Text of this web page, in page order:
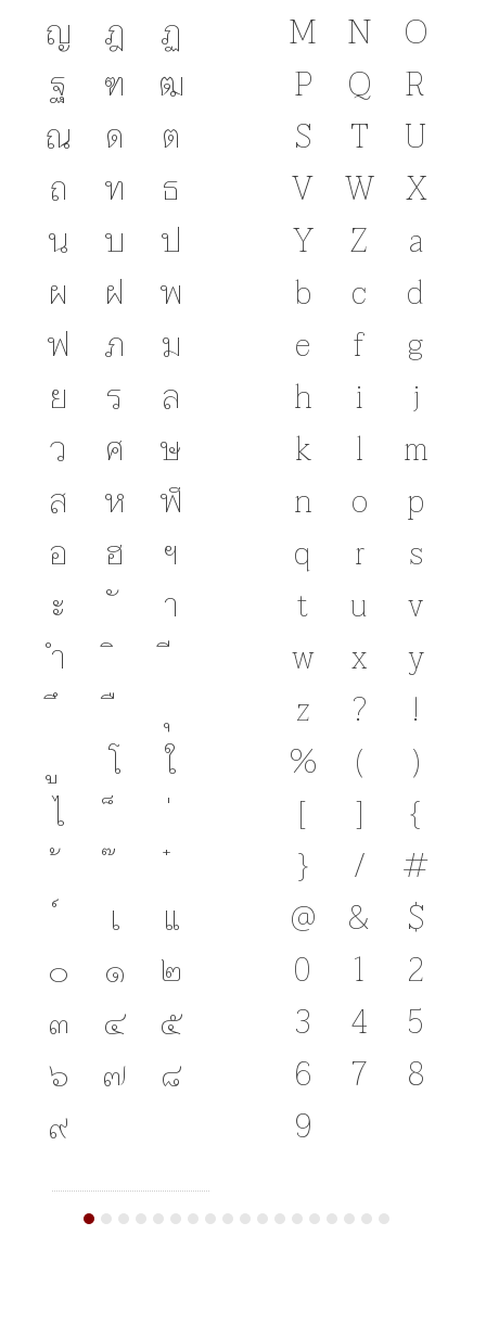
ญ
ฎ
ฏ
ฐ
ฑ
ฒ
ณ
ด
ต
ถ
ท
ธ
น
บ
ป
ผ
ฝ
พ
ฟ
ภ
ม
ย
ร
ล
ว
ศ
ษ
ส
ห
ฬ
อ
ฮ
ฯ
ะ
า
ำ
โ
ใ
ไ
เ
แ
๐
๑
๒
๓
๔
๕
๖
๗
๘
๙
M N
O
P
Q
R
S
T
U
V W X
Y
Z
a
b
c
d
e
f
g
h
i
j
k
l
m
n
o
p
q
r
s
t
u
v
w
x
y
z
?
!
%
(
)
[
]
{
}
/
#
@
&
$
0
1
2
3
4
5
6
7
8
9